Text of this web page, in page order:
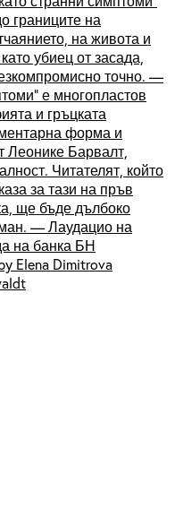
границите на
на живота и
убиец от засада,
точно. —
е многопластов
и гръцката
форма и
Леонике Барвалт,
Читателят, който
за тази на пръв
ще бъде дълбоко
— Лаудацио на
на банка БН
Elena Dimitrova